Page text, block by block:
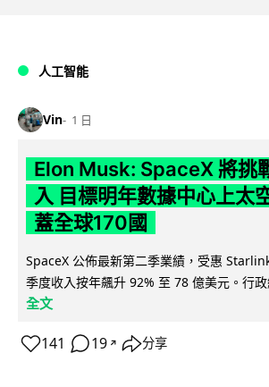
人工智能
Vin 1 日
Elon Musk: SpaceX 將挑
入 目標明年數據中心上太
蓋全球170國
SpaceX 公佈最新第二季業績，受惠
季度收入按年飆升 92% 至 78 億美元。行
全文
141 19 ↗ 分享